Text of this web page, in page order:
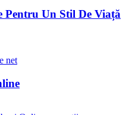
Pentru Un Stil De Viață